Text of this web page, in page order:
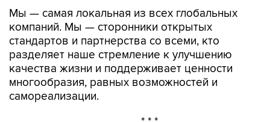
Мы — самая локальная из всех глобальных
компаний. Мы — сторонники открытых
стандартов и партнерства со всеми, кто
разделяет наше стремление к улучшению
качества жизни и поддерживает ценности
многообразия, равных возможностей и
самореализации.